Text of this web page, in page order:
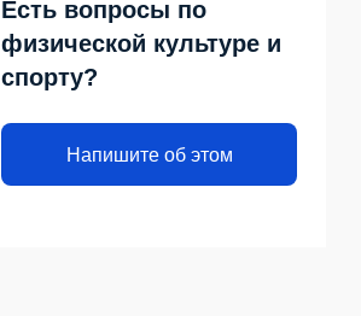
Есть вопросы по
физической культуре и
спорту?
Напишите об этом